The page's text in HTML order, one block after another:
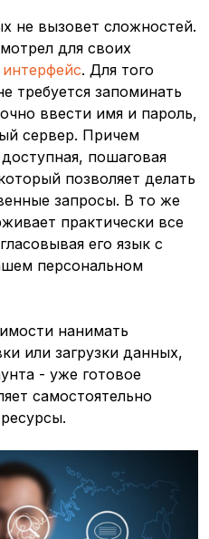
не вызовет сложностей.
для своих
интерфейс. Для того
требуется запоминать
ввести имя и пароль,
сервер. Причем
пошаговая
позволяет делать
запросы. В то же
практически все
его язык с
персональном
нанимать
или загрузки данных,
- уже готовое
самостоятельно